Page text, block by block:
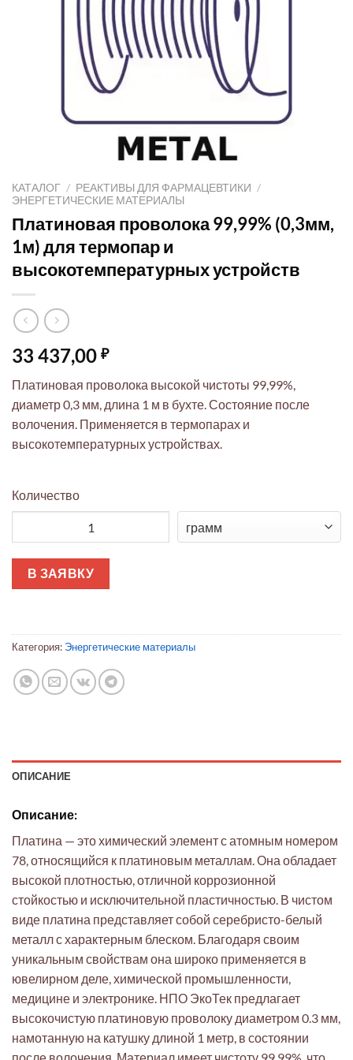
КАТАЛОГ / РЕАКТИВЫ ДЛЯ ФАРМАЦЕВТИКИ /
ЭНЕРГЕТИЧЕСКИЕ МАТЕРИАЛЫ
Платиновая проволока 99,99% (0,3мм,
1м) для термопар и
высокотемпературных устройств
33 437,00 ₽
Платиновая проволока высокой чистоты 99,99%,
диаметр 0,3 мм, длина 1 м в бухте. Состояние после
волочения. Применяется в термопарах и
высокотемпературных устройствах.
Количество
В ЗАЯВКУ
Категория: Энергетические материалы
ОПИСАНИЕ
Описание:
Платина — это химический элемент с атомным номером
78, относящийся к платиновым металлам. Она обладает
высокой плотностью, отличной коррозионной
стойкостью и исключительной пластичностью. В чистом
виде платина представляет собой серебристо-белый
металл с характерным блеском. Благодаря своим
уникальным свойствам она широко применяется в
ювелирном деле, химической промышленности,
медицине и электронике. НПО ЭкоТек предлагает
высокочистую платиновую проволоку диаметром 0.3 мм,
намотанную на катушку длиной 1 метр, в состоянии